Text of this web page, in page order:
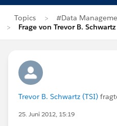
Topics
#Data
Frage von Trevor B. Schwartz
Trevor B. Schwartz (TSI)
25. Juni 2012, 15:19